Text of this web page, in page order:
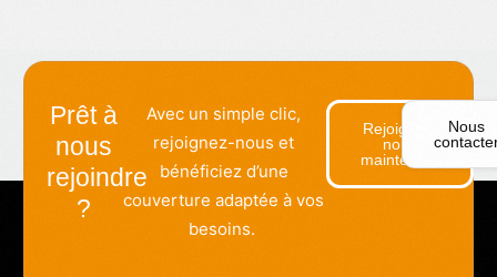
Prêt à
nous
rejoindre
?
Avec un simple clic,
rejoignez-nous et
bénéficiez d’une
couverture adaptée à vos
besoins.
Rejoignez-
nous
maintenant
Nous